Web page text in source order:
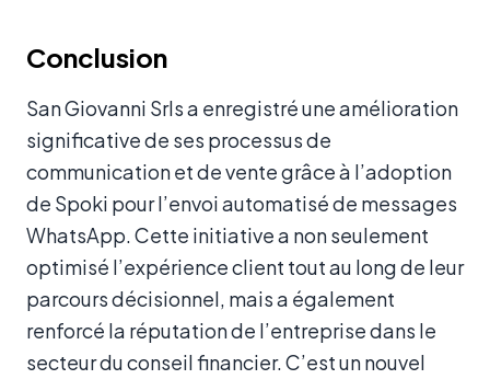
Conclusion
San Giovanni Srls a enregistré une amélioration
significative de ses processus de
communication et de vente grâce à l’adoption
de Spoki pour l’envoi automatisé de messages
WhatsApp. Cette initiative a non seulement
optimisé l’expérience client tout au long de leur
parcours décisionnel, mais a également
renforcé la réputation de l’entreprise dans le
secteur du conseil financier. C’est un nouvel